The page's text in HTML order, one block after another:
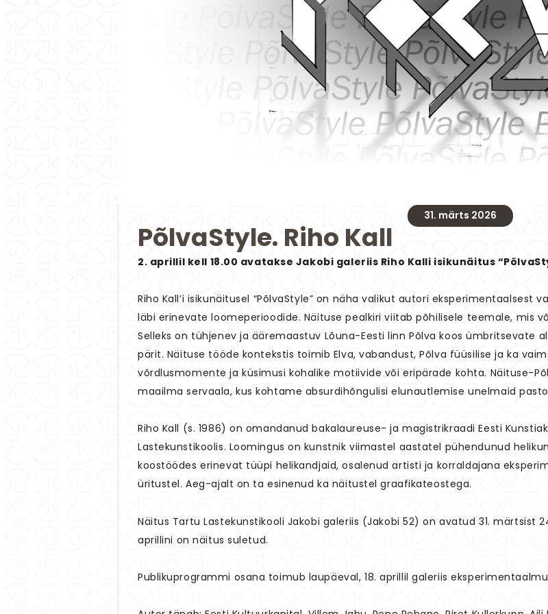
31. märts 2026
PõlvaStyle. Riho Kall
2. aprillil kell 18.00 avatakse Jakobi galeriis Riho Kalli isikunäitus
Riho Kall’i isikunäitusel “PõlvaStyle” on näha valikut autori
läbi erinevate loomeperioodide. Näituse pealkiri viitab põhilisele teemale, mis
Selleks on tühjenev ja ääremaastuv Lõuna-Eesti linn Põlva koos ümbritsevate
pärit. Näituse tööde kontekstis toimib Elva, vabandust, Põlva füüsilise ja ka
võrdlusmomente ja küsimusi kohalike motiivide või eripärade kohta. Näituse-
maailma servaala, kus kohtame absurdihõngulisi elunautlemise unelmaid
Riho Kall (s. 1986) on omandanud bakalaureuse- ja magistrikraadi Eesti
Lastekunstikoolis. Loomingus on kunstnik viimastel aastatel pühendunud
koostöödes erinevat tüüpi helikandjaid, osalenud artisti ja korraldajana
üritustel. Aeg-ajalt on ta esinenud ka näitustel graafikateostega.
Näitus Tartu Lastekunstikooli Jakobi galeriis (Jakobi 52) on avatud 31. märtsist
aprillini on näitus suletud.
Publikuprogrammi osana toimub laupäeval, 18. aprillil galeriis